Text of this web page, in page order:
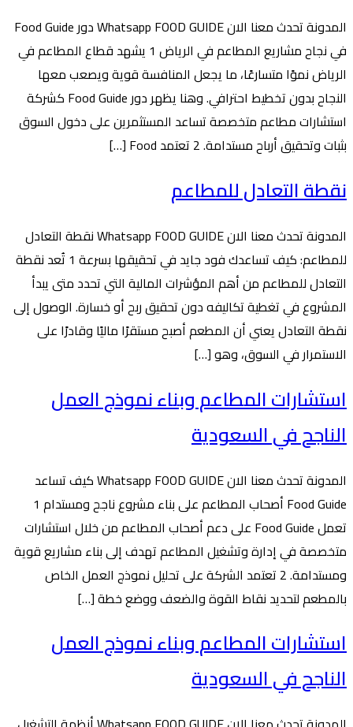
المدونة تحدث معنا الان Whatsapp FOOD GUIDE دور Food Guide
في نجاح مشاريع المطاعم في الرياض 1 يشهد قطاع المطاعم في
الرياض نموًا متسارعًا، ما يجعل المنافسة قوية ويصعب معها
النجاح بدون تخطيط احترافي. وهنا يظهر دور Food Guide كشركة
استشارات مطاعم متخصصة تساعد المستثمرين على دخول السوق
بثبات وتحقيق أرباح مستدامة. 2 تعتمد Food […]
نقطة التعادل للمطاعم
المدونة تحدث معنا الان Whatsapp FOOD GUIDE نقطة التعادل
للمطاعم: كيف تساعدك فود جايد في تحقيقها بسرعة 1 تُعد نقطة
التعادل للمطاعم من أهم المؤشرات المالية التي تحدد متى يبدأ
المشروع في تغطية تكاليفه دون تحقيق ربح أو خسارة. الوصول إلى
نقطة التعادل يعني أن المطعم أصبح مستقرًا ماليًا وقادرًا على
الاستمرار في السوق، وهو […]
استشارات المطاعم وبناء نموذج العمل
الناجح في السعودية
المدونة تحدث معنا الان Whatsapp FOOD GUIDE كيف تساعد
Food Guide أصحاب المطاعم على بناء مشروع ناجح ومستدام 1
تعمل Food Guide على دعم أصحاب المطاعم من خلال استشارات
متخصصة في إدارة وتشغيل المطاعم تهدف إلى بناء مشاريع قوية
ومستدامة. 2 تعتمد الشركة على تحليل نموذج العمل الخاص
بالمطعم لتحديد نقاط القوة والضعف ووضع خطة […]
استشارات المطاعم وبناء نموذج العمل
الناجح في السعودية